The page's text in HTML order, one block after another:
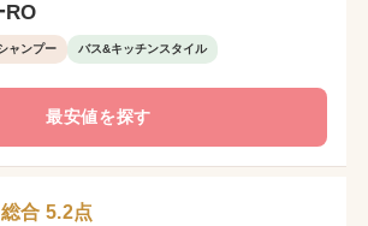
RO
ャンプー バス&キッチンスタイル
最安値を探す
総合 5.2点